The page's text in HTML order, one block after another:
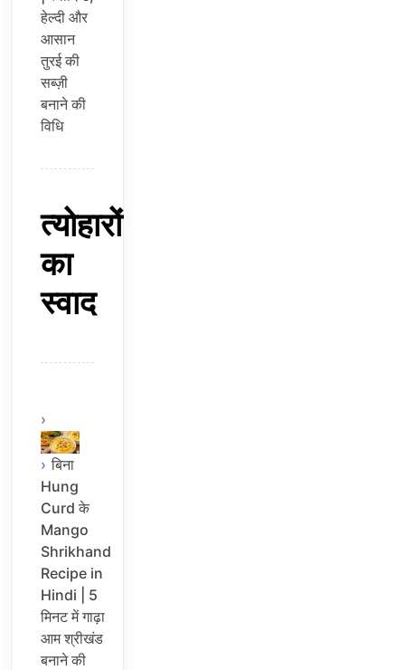
हेल्दी और
आसान
तुरई की
सब्ज़ी
बनाने की
विधि
त्योहारों
का
स्वाद
बिना
Hung
Curd के
Mango
Shrikhand
Recipe in
Hindi | 5
मिनट में गाढ़ा
आम श्रीखंड
बनाने की